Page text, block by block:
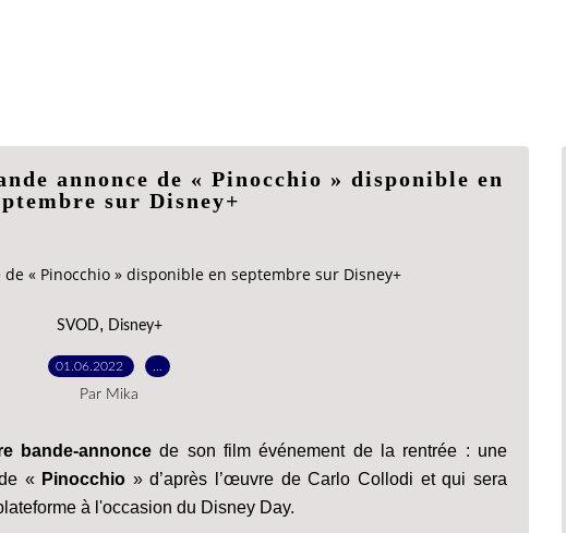
annonce de « Pinocchio » disponible en
sur Disney+
« Pinocchio » disponible en septembre sur Disney+
SVOD, Disney+
01.06.2022
Par Mika
bande-annoncede son film événement de la rentrée : une
« Pinocchio » d’après l’œuvre de Carlo Collodi et qui sera
à l'occasion du Disney Day.